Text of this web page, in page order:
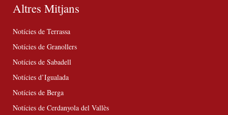
Altres Mitjans
Notícies de Terrassa
Notícies de Granollers
Notícies de Sabadell
Notícies d’Igualada
Notícies de Berga
Notícies de Cerdanyola del Vallès